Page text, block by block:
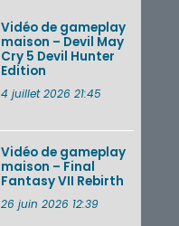
Un Fire Emblem :
Fortune’s Weave
Direct d’environ 20
août 2026...
Les sorties eShop de
la semaine 31 de
2026 (Xenoblade
Chronicles 2 –
Vidéo de gameplay
maison – Devil May
Cry 5 Devil Hunter
Edition
4 juillet 2026 21:45
Vidéo de gameplay
maison – Final
Fantasy VII Rebirth
26 juin 2026 12:39